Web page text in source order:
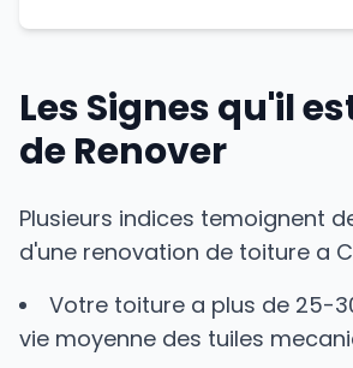
Les Signes qu'il
de Renover
Plusieurs indices temoignent
d'une renovation de toiture a
Votre toiture a plus de 25-
vie moyenne des tuiles